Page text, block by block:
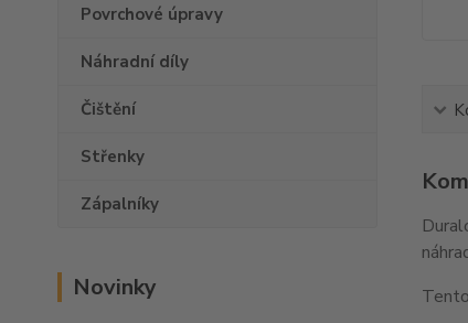
Povrchové úpravy
Náhradní díly
Čištění
Střenky
Zápalníky
Novinky